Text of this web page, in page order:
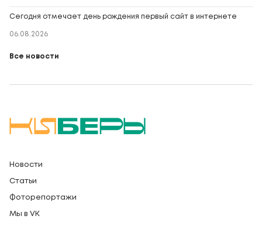
Сегодня отмечает день рождения первый сайт в интернете
06.08.2026
Все новости
Новости
Статьи
Фоторепортажи
Мы в VK